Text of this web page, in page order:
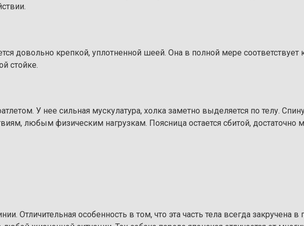
довольно крепкой, уплотненной шеей. Она в полной мере
стойке.
У нее сильная мускулатура, холка заметно выделяется по телу.
любым физическим нагрузкам. Поясница остается сбитой, достаточно
Отличительная особенность в том, что эта часть тела всегда